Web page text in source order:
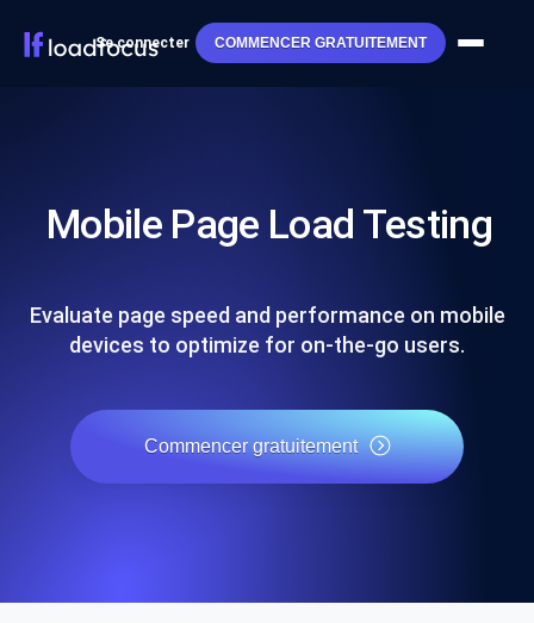
Se connecter COMMENCER GRATUITEMENT
Mobile Page Load Testing
Evaluate page speed and performance on mobile
devices to optimize for on-the-go users.
Commencer gratuitement